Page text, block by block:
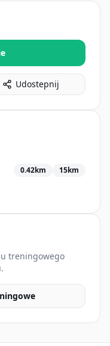
Udostepnij
0.42km 15km
treningowego